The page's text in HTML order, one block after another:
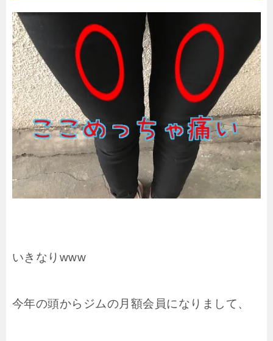
いきなりwww
今年の頭からジムの月額会員になりまして、